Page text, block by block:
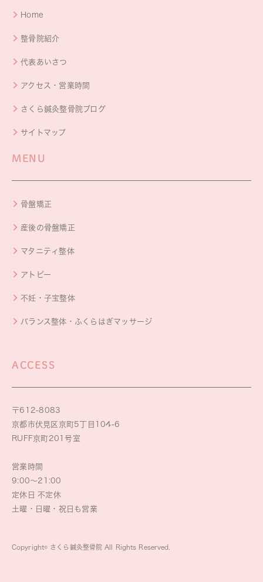
Home
整骨院紹介
代表あいさつ
アクセス・営業時間
さくら鍼灸整骨院ブログ
サイトマップ
MENU
骨盤矯正
産後の骨盤矯正
マタニティ整体
アトピー
不妊・子宝整体
バランス整体・ふくらはぎマッサージ
ACCESS
〒612-8083
京都市伏見区京町5丁目104-6
RUFF京町201号室
営業時間
9:00～21:00
定休日 不定休
土曜・日曜・祝日も営業
Copyright© さくら鍼灸整骨院 All Rights Reserved.